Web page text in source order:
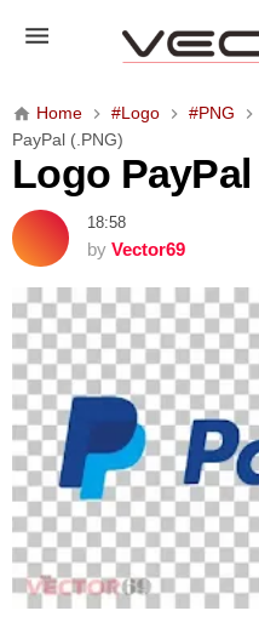
o
o
a
y
P
a
(
.
P
G
Home #Logo #PNG
PayPal (.PNG)
Logo PayPal
18:58
by Vector69